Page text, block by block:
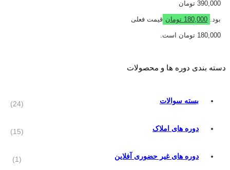
390,000 تومان
بود. 180,000 تومان قیمت فعلی
180,000 تومان است.
دسته‌ بندی دوره ها و محصولات
بسته سوالات (24)
دوره های املاک (15)
دوره های غیر حضوری آفلاین (1)